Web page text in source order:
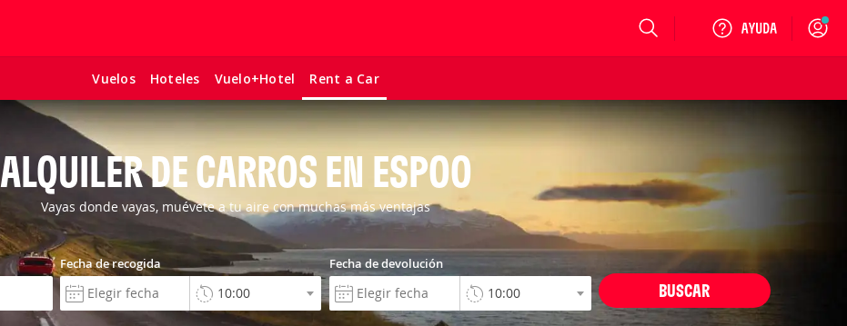
Vuelos Hoteles Vuelo+Hotel Rent a Car
Login
ALQUILER DE CARROS EN ESPOO
Vayas donde vayas, muévete a tu aire con muchas más ventajas
Fecha de recogida Fecha de devolución
BUSCAR